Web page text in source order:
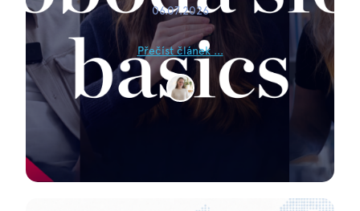
06.07.2026
Přečíst článek ...